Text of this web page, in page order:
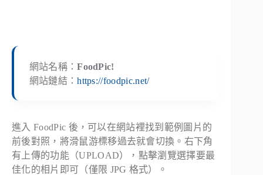
網站名稱：FoodPic!
網站鏈結：https://foodpic.net/
進入 FoodPic 後，可以在網站裡找到範例圖片的
前後對照，將滑鼠游標移過去就會切換。右下角
有上傳的功能（UPLOAD），點擊瀏覽選擇要最
佳化的相片即可（僅限 JPG 格式）。